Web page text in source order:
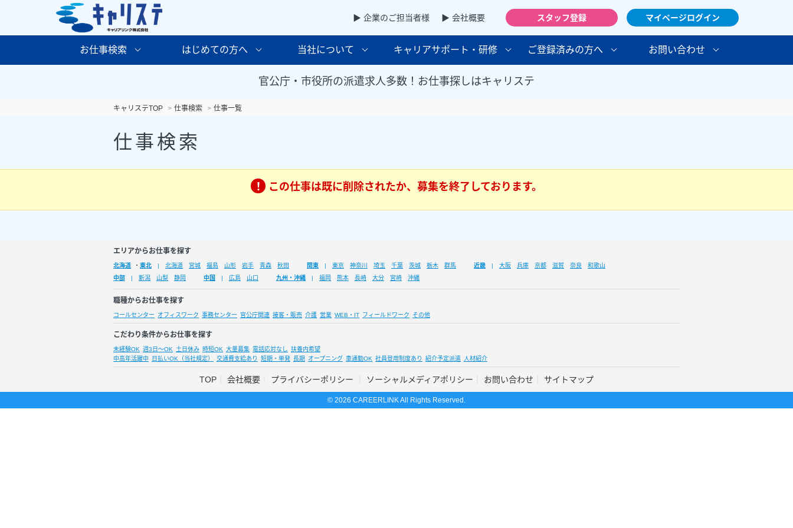
▶ 企業のご担当者様 ▶ 会社概要 スタッフ登録 マイページログイン
お仕事検索 はじめての方へ 当社について キャリアサポート・研修 ご登録済みの方へ お問い合わせ
官公庁・市役所の派遣求人多数！お仕事探しはキャリステ
キャリステTOP 仕事検索 仕事一覧
仕事検索
この仕事は既に削除されたか、募集を終了しております。
エリアからお仕事を探す
北海道 ・ 東北 北海道 宮城 福島 山形 岩手 青森 秋田 関東 東京 神奈川 埼玉 千葉 茨城 栃木 群馬 近畿 大阪 兵庫 京都 滋賀 奈良
和歌山
中部
新潟 山梨 静岡 中国 広島 山口 九州・沖縄 福岡 熊本 長崎 大分 宮崎 沖縄
職種からお仕事を探す
コールセンター オフィスワーク 事務センター 官公庁関連 接客・販売 介護 営業 WEB・IT フィールドワーク その他
こだわり条件からお仕事を探す
未経験OK 週3日～OK 土日休み 時短OK 大量募集 電話応対なし 扶養内希望
中高年活躍中
日払いOK（当社規定） 交通費支給あり 短期・単発 長期 オープニング 車通勤OK 社員登用制度あり 紹介予定派遣 人材紹介
TOP 会社概要 プライバシーポリシー ソーシャルメディアポリシー お問い合わせ サイトマップ
© 2026 CAREERLINK All Rights Reserved.